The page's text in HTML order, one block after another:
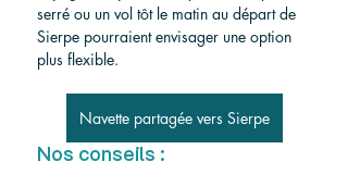
serré ou un vol tôt le matin au départ de
Sierpe pourraient envisager une option
plus flexible.
Navette partagée vers Sierpe
Nos conseils :